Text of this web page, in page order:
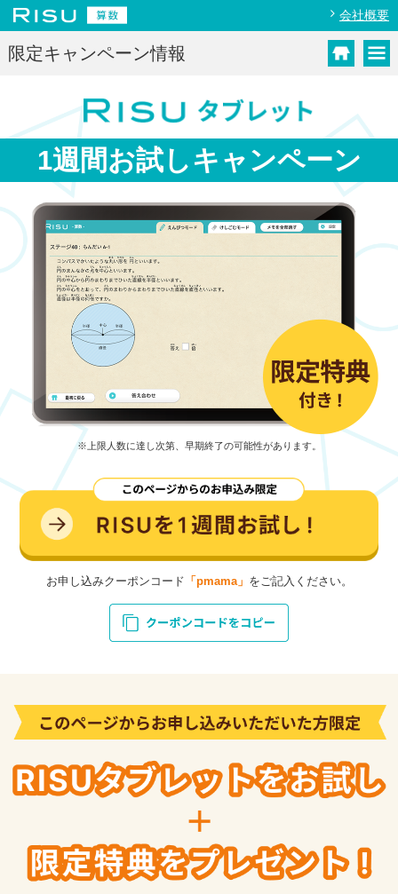
会社概要
限定キャンペーン情報
1週間お試し キャンペーン
※上限人数に達し次第、早期終了の可能性があります。
お申し込みクーポンコード 「pmama」 をご記入ください。